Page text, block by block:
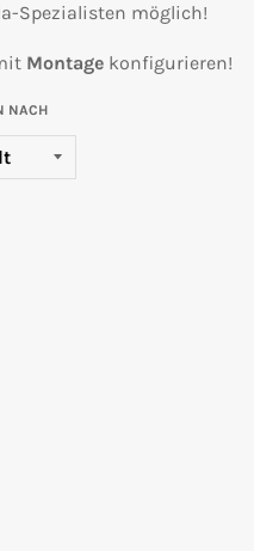
Spezialisten möglich!
Montagekonfigurieren!
NACH